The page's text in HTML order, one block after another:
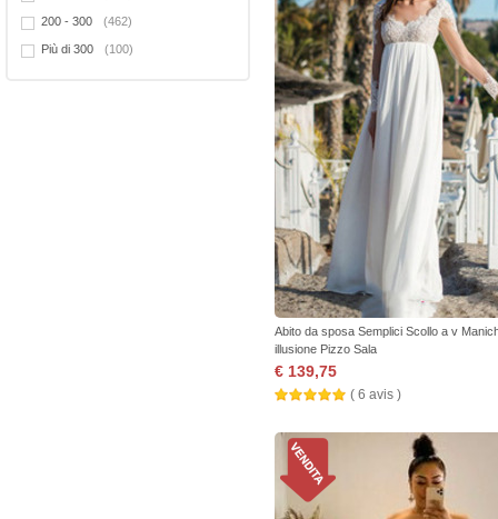
200 - 300 (462)
Più di 300 (100)
Abito da sposa Semplici Scollo a v
illusione Pizzo Sala
€ 139,75
( 6 avis )